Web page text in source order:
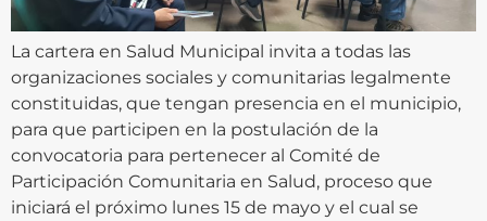
La cartera en Salud Municipal invita a todas las
organizaciones sociales y comunitarias legalmente
constituidas, que tengan presencia en el municipio,
para que participen en la postulación de la
convocatoria para pertenecer al Comité de
Participación Comunitaria en Salud, proceso que
iniciará el próximo lunes 15 de mayo y el cual se